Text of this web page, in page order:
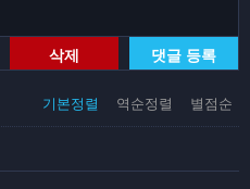
삭제 댓글 등록
기본정렬 역순정렬 별점순